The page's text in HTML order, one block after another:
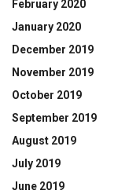
February 2020
January 2020
December 2019
November 2019
October 2019
September 2019
August 2019
July 2019
June 2019